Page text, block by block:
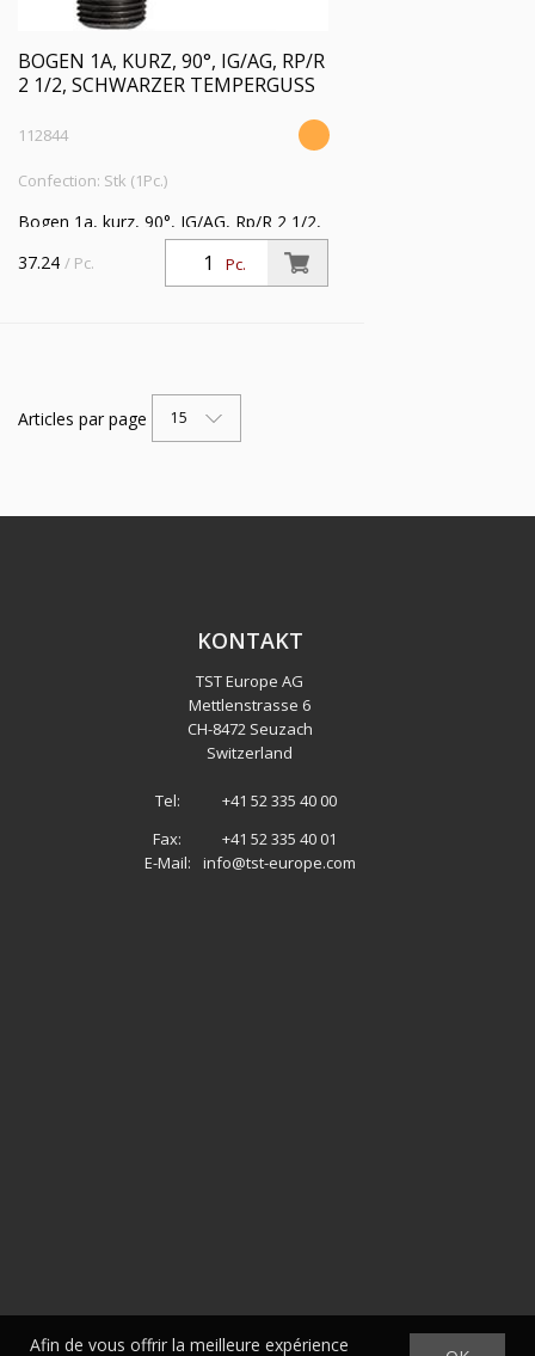
BOGEN 1A, KURZ, 90°, IG/AG, RP/R
2 1/2, SCHWARZER TEMPERGUSS
112844
Confection: Stk (1Pc.)
Bogen 1a, kurz, 90°, IG/AG, Rp/R 2 1/2,
Betriebstemperatur -20 °C bis 300 °C,
schwarzer Temperguss, feuerverzinkt,
Pc.
37.24 / Pc.
Articles par page 15
KONTAKT
TST Europe AG
Mettlenstrasse 6
CH-8472 Seuzach
Switzerland
Tel:
+41 52 335 40 00
Fax:
+41 52 335 40 01
E-Mail:
info@tst-europe.com
Afin de vous offrir la meilleure expérience